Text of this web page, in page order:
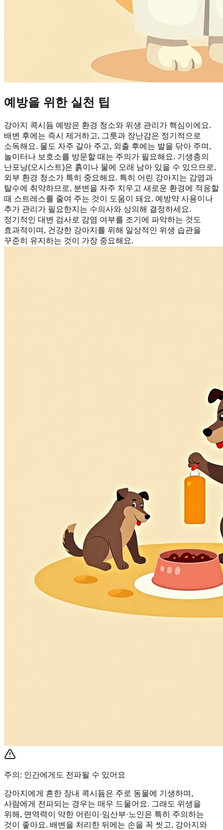
예방을 위한 실천 팁
강아지 콕시듐 예방은 환경 청소와 위생 관리가 핵심이에요.
배변 후에는 즉시 제거하고, 그릇과 장난감은 정기적으로
소독해요. 물도 자주 갈아 주고, 외출 후에는 발을 닦아 주며,
놀이터나 보호소를 방문할 때는 주의가 필요해요. 기생충의
난포낭(오시스트)은 흙이나 물에 오래 남아 있을 수 있으므로,
외부 환경 청소가 특히 중요해요. 특히 어린 강아지는 감염과
탈수에 취약하므로, 분변을 자주 치우고 새로운 환경에 적응할
때 스트레스를 줄여 주는 것이 도움이 돼요. 예방약 사용이나
추가 관리가 필요한지는 수의사와 상의해 결정하세요.
정기적인 대변 검사로 감염 여부를 조기에 파악하는 것도
효과적이며, 건강한 강아지를 위해 일상적인 위생 습관을
꾸준히 유지하는 것이 가장 중요해요.
주의: 인간에게도 전파될 수 있어요
강아지에게 흔한 장내 콕시듐은 주로 동물에 기생하며,
사람에게 전파되는 경우는 매우 드물어요. 그래도 위생을
위해, 면역력이 약한 어린이·임산부·노인은 특히 주의하는
것이 좋아요. 배변을 처리한 뒤에는 손을 꼭 씻고, 강아지와